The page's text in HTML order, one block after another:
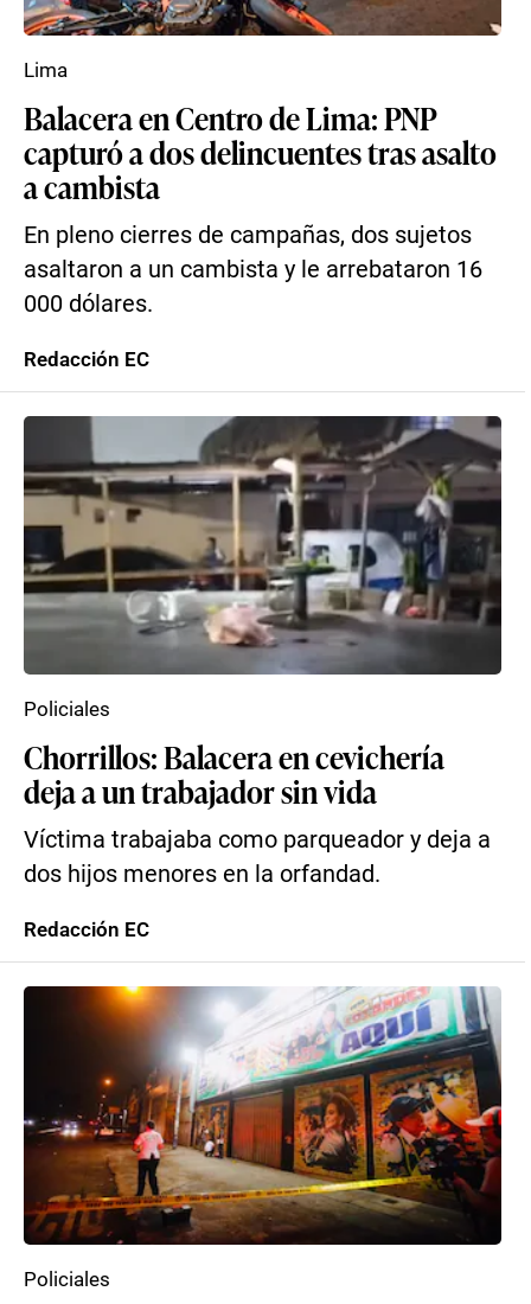
Balacera en Centro de Lima: PNP
capturó a dos delincuentes tras asalto
a cambista
En pleno cierres de campañas, dos sujetos
asaltaron a un cambista y le arrebataron 16
000 dólares.
Lima
Redacción EC
Chorrillos: Balacera en cevichería
deja a un trabajador sin vida
Víctima trabajaba como parqueador y deja a
dos hijos menores en la orfandad.
Policiales
Redacción EC
Policiales